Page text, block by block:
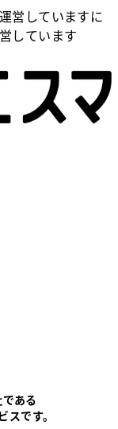
営しています に
しています
ある
です。